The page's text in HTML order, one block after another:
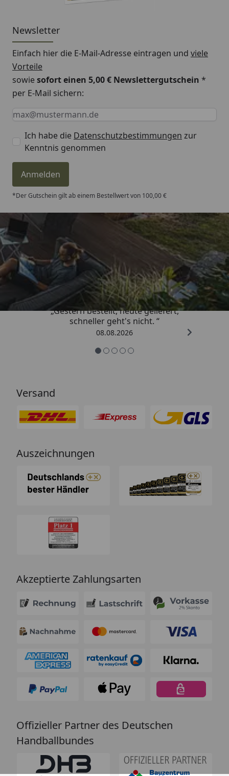
Newsletter
Einfach hier die E-Mail-Adresse eintragen und viele
Vorteile
sowiesofort einen 5,00 € Newslettergutschein *
per E-Mail sichern:
Keine Eingabe erforderlich
Eingabe erforderlich
E-Mail *
Ich habe die Datenschutzbestimmungen zur
Kenntnis genommen
Anmelden
*Der Gutschein gilt ab einem Bestellwert von 100,00 €
Trusted Shops
4,81/ 5
„Gestern bestellt, heute geliefert,
schneller geht's nicht. “
08.08.2026
Versand
Auszeichnungen
Akzeptierte Zahlungsarten
Offizieller Partner des Deutschen
Handballbundes